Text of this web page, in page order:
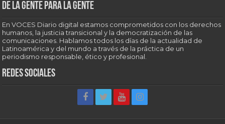
De la gente para la gente
En VOCES Diario digital estamos comprometidos con los derechos
humanos, la justicia transicional y la democratización de las
comunicaciones. Hablamos todos los días de la actualidad de
Latinoamérica y del mundo a través de la práctica de un
periodismo responsable, ético y profesional.
Redes sociales